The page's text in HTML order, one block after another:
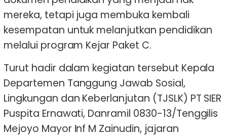
mereka, tetapi juga membuka kembali
kesempatan untuk melanjutkan pendidikan
melalui program Kejar Paket C.
Turut hadir dalam kegiatan tersebut Kepala
Departemen Tanggung Jawab Sosial,
Lingkungan dan Keberlanjutan (TJSLK) PT SIER
Puspita Ernawati, Danramil 0830-13/Tenggilis
Mejoyo Mayor Inf M Zainudin, jajaran